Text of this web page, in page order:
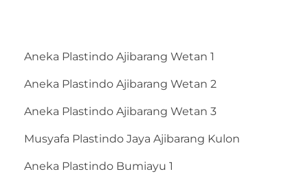
Aneka Plastindo Ajibarang Wetan 1
Aneka Plastindo Ajibarang Wetan 2
Aneka Plastindo Ajibarang Wetan 3
Musyafa Plastindo Jaya Ajibarang Kulon
Aneka Plastindo Bumiayu 1